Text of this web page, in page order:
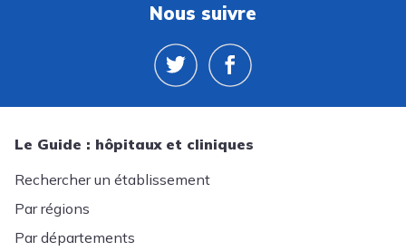
Nous suivre
Le Guide : hôpitaux et cliniques
Rechercher un établissement
Par régions
Par départements